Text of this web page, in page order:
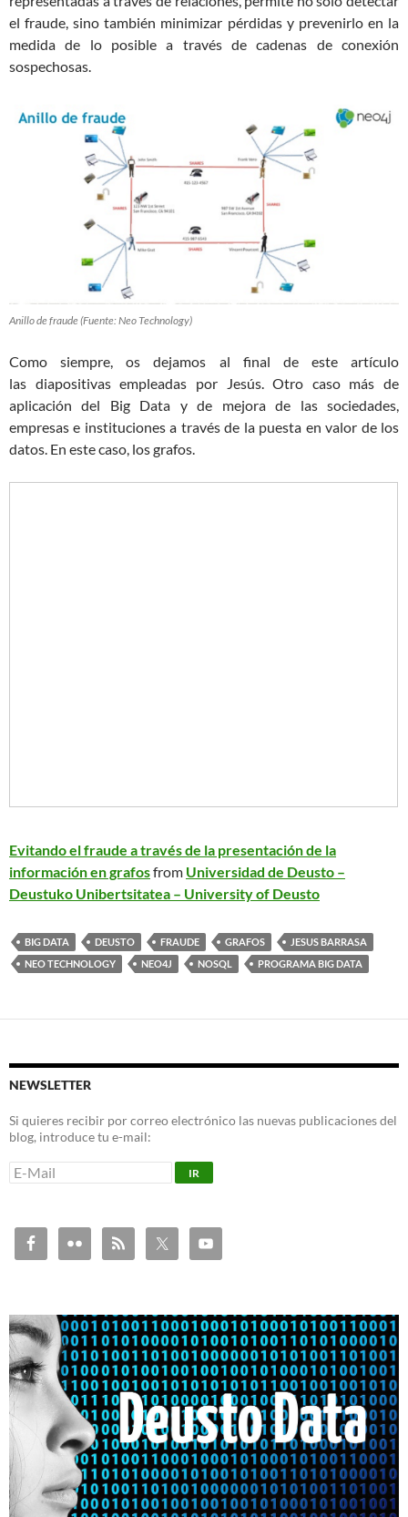
el fraude, sino también minimizar pérdidas y prevenirlo en la
medida de lo posible a través de cadenas de conexión
sospechosas.
Anillo de fraude (Fuente: Neo Technology)
Como siempre, os dejamos al final de este artículo
las diapositivas empleadas por Jesús. Otro caso más de
aplicación del Big Data y de mejora de las sociedades,
empresas e instituciones a través de la puesta en valor de los
datos. En este caso, los grafos.
Evitando el fraude a través de la presentación de la
información en grafosfrom Universidad de Deusto –
Deustuko Unibertsitatea – University of Deusto
BIG DATA DEUSTO FRAUDE GRAFOS
JESUS BARRASA
NEO TECHNOLOGY
NEO4J NOSQL PROGRAMA BIG DATA
NEWSLETTER
Si quieres recibir por correo electrónico las nuevas publicaciones del
blog, introduce tu e-mail: